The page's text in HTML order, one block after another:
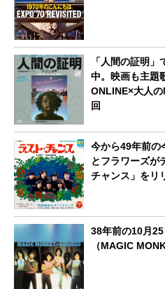
「人間の証明
中。映画も主題
ONLINE×大人
回
今から49年前の
とフラワーズが
チャンス」をリ
38年前の10月
（MAGIC